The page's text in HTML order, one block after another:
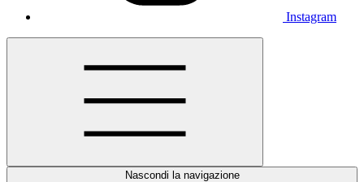
Instagram
Nascondi la navigazione